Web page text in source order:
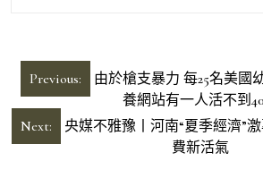
文
章
導
Previous:
由於槍支暴力 每25名美國
養網站有一人活不到
Next:
央媒不雅豫丨河南“夏季經濟”
費新活氣